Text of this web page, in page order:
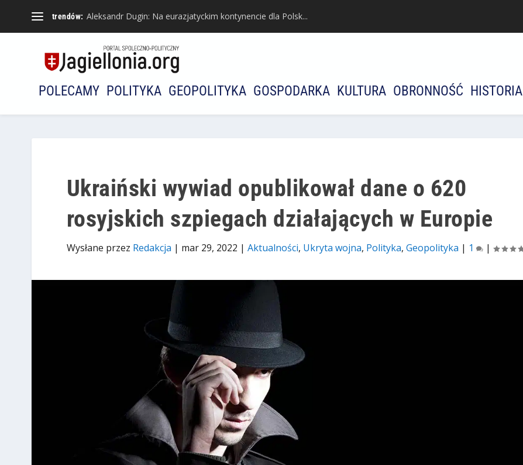
trendów: Aleksandr Dugin: Na eurazjatyckim kontynencie dla Polsk...
POLECAMY POLITYKA GEOPOLITYKA GOSPODARKA KULTURA OBRONNOŚĆ HISTORIA
Ukraiński wywiad opublikował dane o 620
rosyjskich szpiegach działających w Europie
Wysłane przez Redakcja | mar 29, 2022 | Aktualności, Ukryta wojna, Polityka, Geopolityka | 1 |